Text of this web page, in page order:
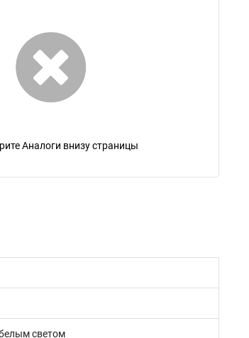
Аналоги внизу страницы
светом